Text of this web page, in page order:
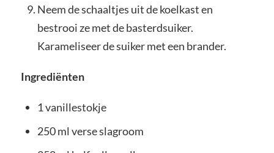
Neem de schaaltjes uit de koelkast en
bestrooi ze met de basterdsuiker.
Karameliseer de suiker met een brander.
Ingrediënten
1 vanillestokje
250 ml verse slagroom